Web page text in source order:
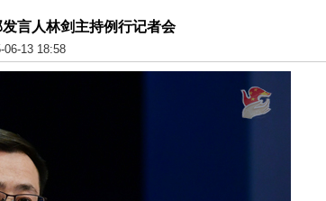
发言人林剑主持例行记者会
06-13 18:58